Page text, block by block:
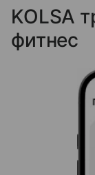
KOLSA
фитнес